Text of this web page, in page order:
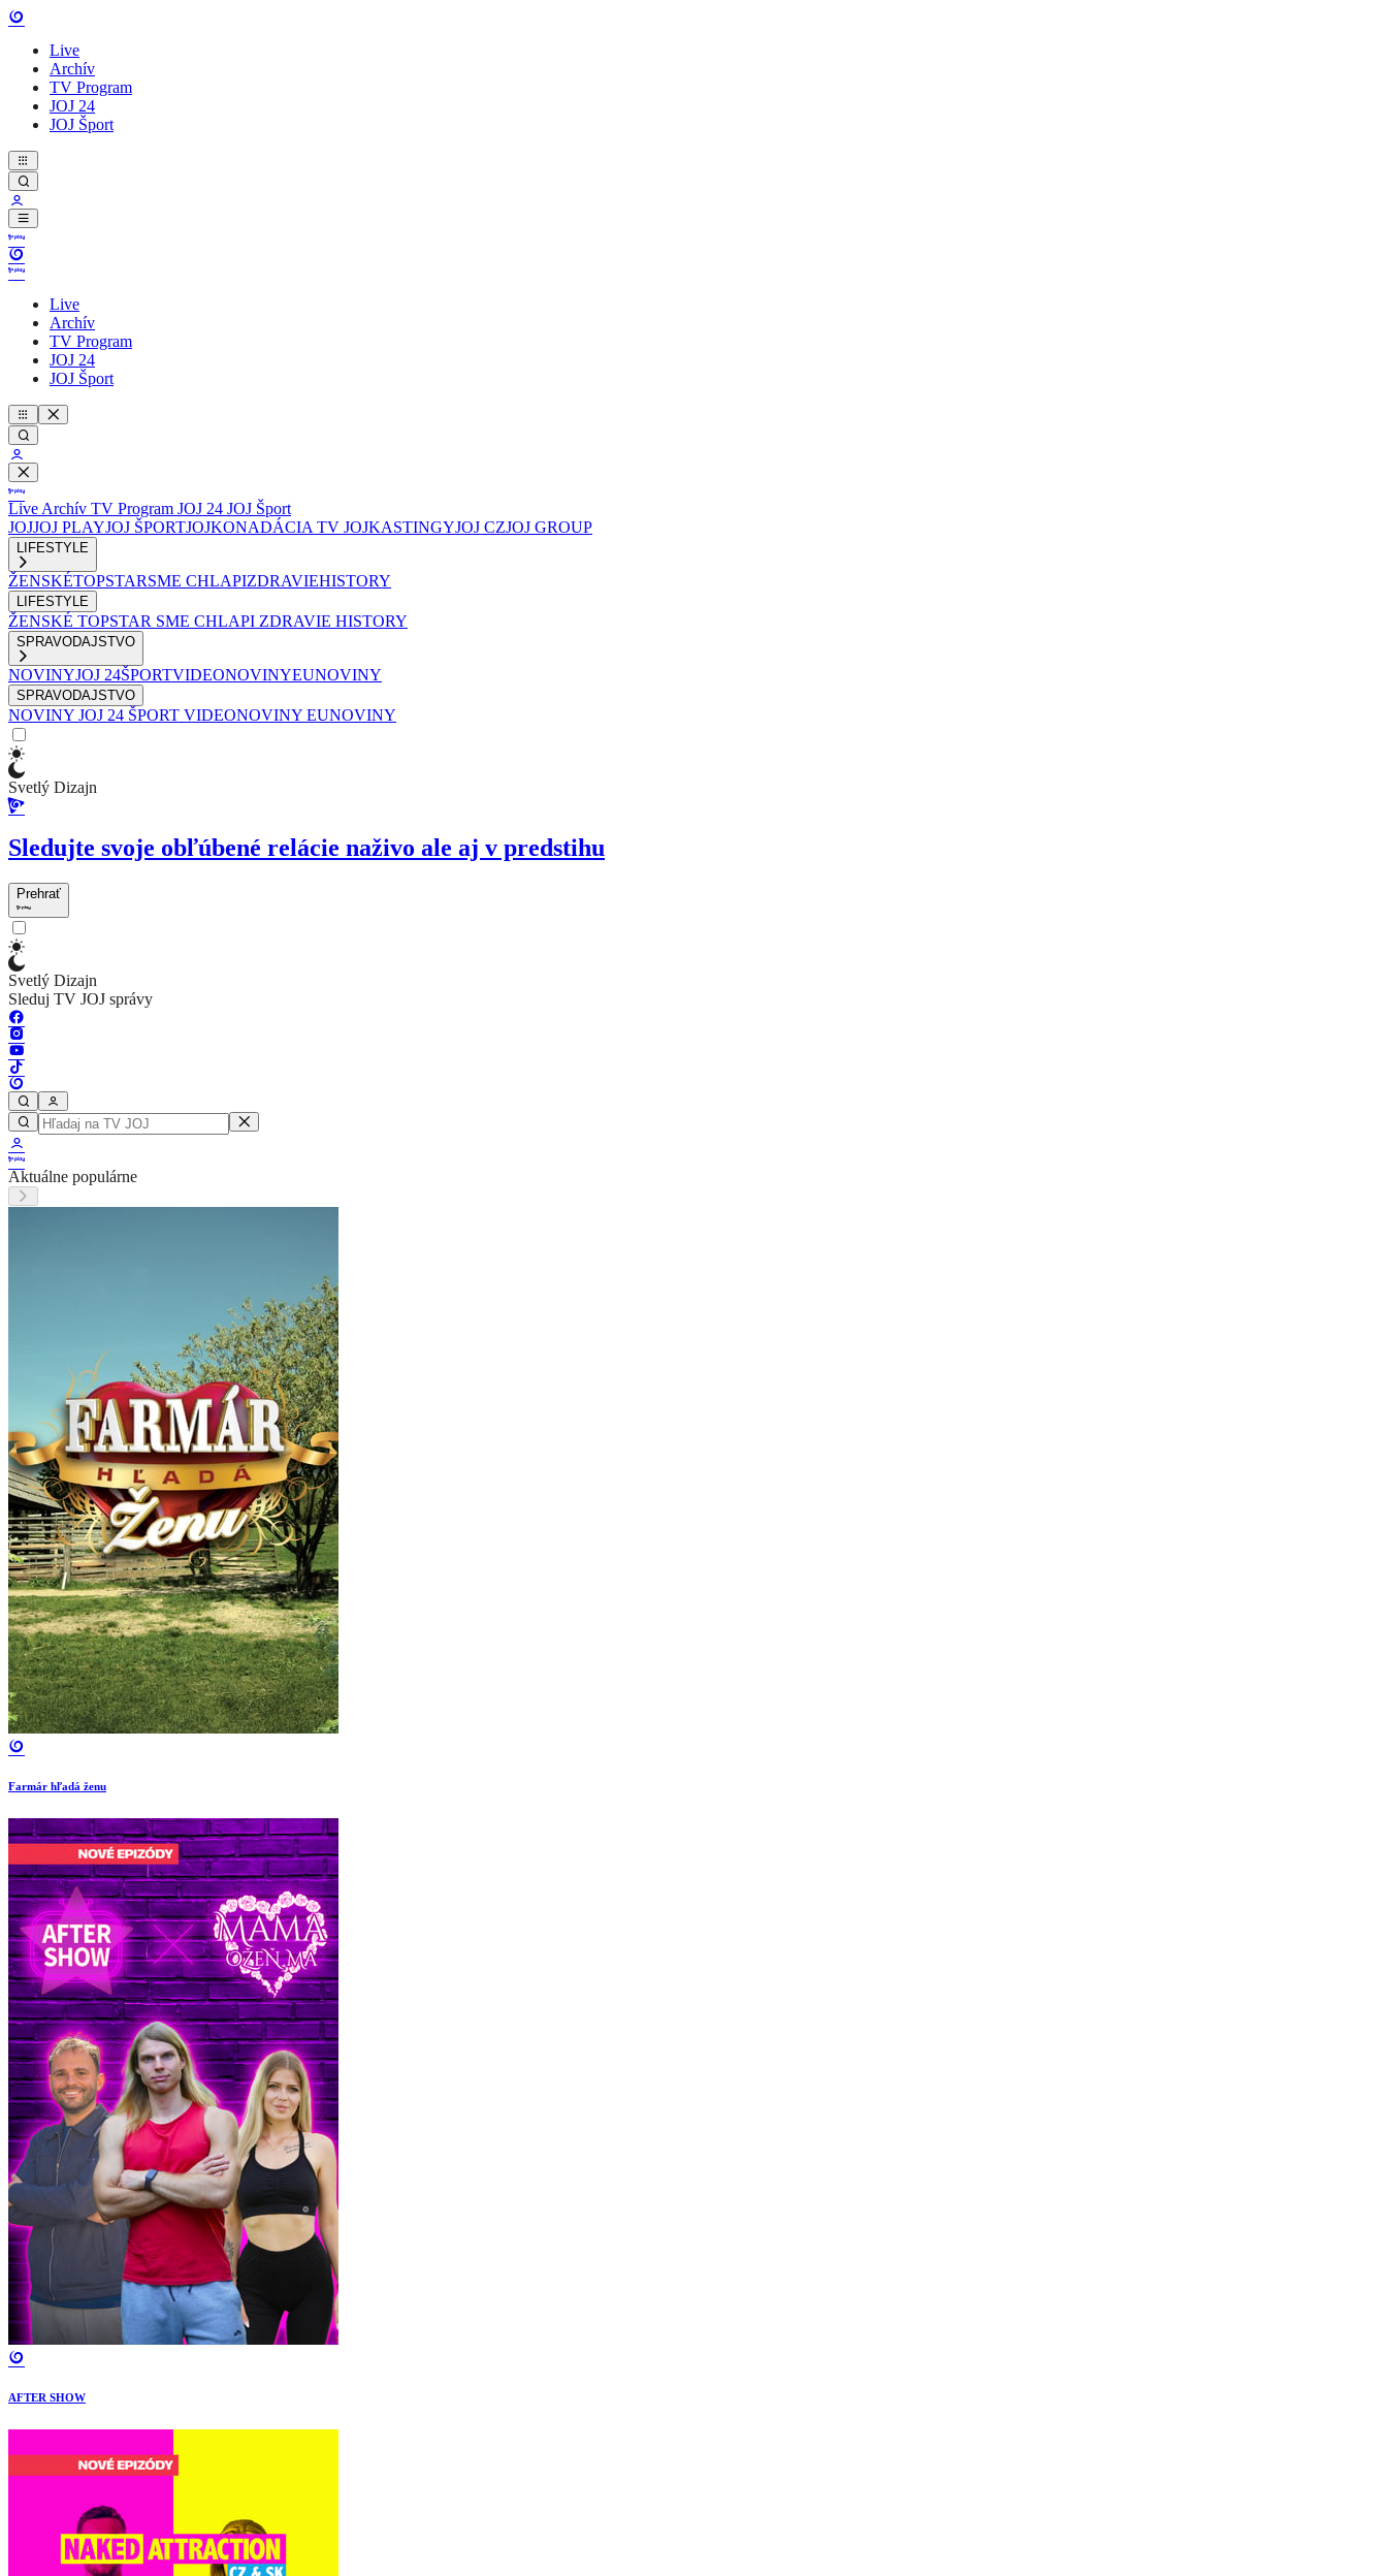
Live
Archív
TV Program
JOJ 24
JOJ Šport
Live
Archív
TV Program
JOJ 24
JOJ Šport
Live Archív TV Program JOJ 24 JOJ Šport
JOJJOJ PLAYJOJ ŠPORTJOJKONADÁCIA TV JOJKASTINGYJOJ CZJOJ GROUP
LIFESTYLE
ŽENSKÉTOPSTARSME CHLAPIZDRAVIEHISTORY
LIFESTYLE
ŽENSKÉ TOPSTAR SME CHLAPI ZDRAVIE HISTORY
SPRAVODAJSTVO
NOVINYJOJ 24ŠPORTVIDEONOVINYEUNOVINY
SPRAVODAJSTVO
NOVINY JOJ 24 ŠPORT VIDEONOVINY EUNOVINY
Svetlý Dizajn
Sledujte svoje obľúbené relácie naživo ale aj v predstihu
Prehrať
Svetlý Dizajn
Sleduj TV JOJ správy
Aktuálne populárne
Farmár hľadá ženu
AFTER SHOW